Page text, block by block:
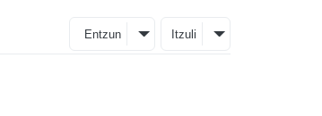
Entzun Itzuli